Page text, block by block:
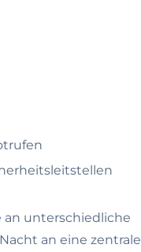
an unterschiedliche
an eine zentrale